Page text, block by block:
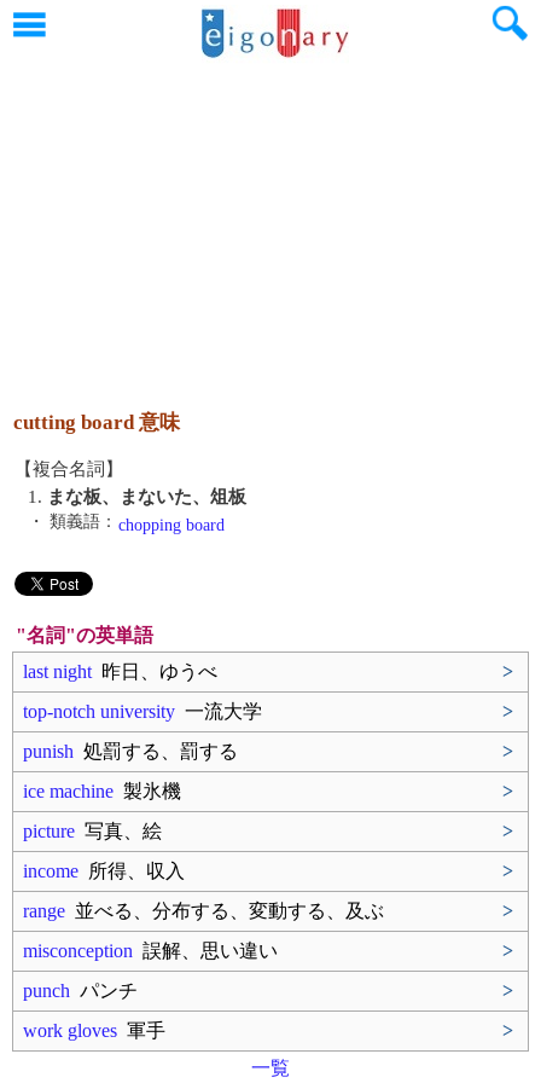
cutting board 意味
【複合名詞】
1. まな板、まないた、俎板
・ 類義語： chopping board
"名詞"の英単語
last night 昨日、ゆうべ
>
top-notch university 一流大学
>
punish 処罰する、罰する
>
ice machine 製氷機
>
picture 写真、絵
>
income 所得、収入
>
range 並べる、分布する、変動する、及ぶ
>
misconception 誤解、思い違い
>
punch パンチ
>
work gloves 軍手
>
一覧